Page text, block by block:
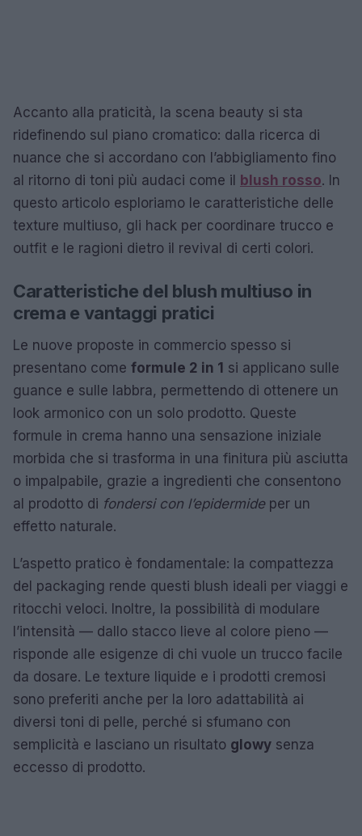
Accanto alla praticità, la scena beauty si sta
ridefinendo sul piano cromatico: dalla ricerca di
nuance che si accordano con l’abbigliamento fino
al ritorno di toni più audaci come il
blush rosso. In
questo articolo esploriamo le caratteristiche delle
texture multiuso, gli hack per coordinare trucco e
outfit e le ragioni dietro il revival di certi colori.
Caratteristiche del blush multiuso in
crema e vantaggi pratici
Le nuove proposte in commercio spesso si
presentano come formule 2 in 1 si applicano sulle
guance e sulle labbra, permettendo di ottenere un
look armonico con un solo prodotto. Queste
formule in crema hanno una sensazione iniziale
morbida che si trasforma in una finitura più asciutta
o impalpabile, grazie a ingredienti che consentono
al prodotto di fondersi con l’epidermideper un
effetto naturale.
L’aspetto pratico è fondamentale: la compattezza
del packaging rende questi blush ideali per viaggi e
ritocchi veloci. Inoltre, la possibilità di modulare
l’intensità — dallo stacco lieve al colore pieno —
risponde alle esigenze di chi vuole un trucco facile
da dosare. Le texture liquide e i prodotti cremosi
sono preferiti anche per la loro adattabilità ai
diversi toni di pelle, perché si sfumano con
semplicità e lasciano un risultato glowy senza
eccesso di prodotto.